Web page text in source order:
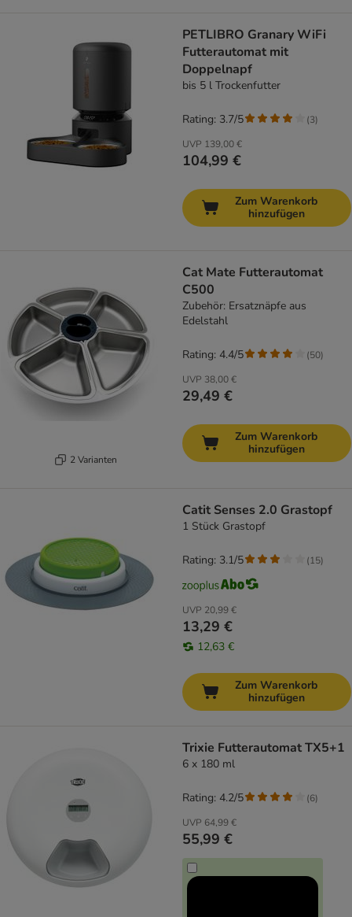
PETLIBRO Granary WiFi
Futterautomat mit
Doppelnapf
bis 5 l Trockenfutter
UVP 139,00 €
104,99 €
Rating: 3.7/5 (3)
Zum Warenkorb
hinzufügen
2 Varianten
Cat Mate Futterautomat
C500
Zubehör: Ersatznäpfe aus
Edelstahl
UVP 38,00 €
29,49 €
Rating: 4.4/5 (50)
Zum Warenkorb
hinzufügen
Catit Senses 2.0 Grastopf
1 Stück Grastopf
UVP 20,99 €
13,29 €
12,63 €
Rating: 3.1/5 (15)
Zum Warenkorb
hinzufügen
Trixie Futterautomat TX5+1
6 x 180 ml
UVP 64,99 €
55,99 €
Rating: 4.2/5 (6)